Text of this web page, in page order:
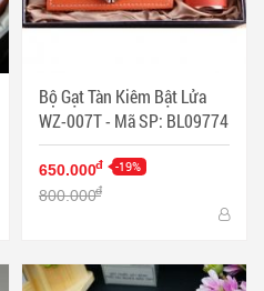
Bộ Gạt Tàn Kiêm Bật Lửa
WZ-007T - Mã SP: BL09774
650.000đ -19%
800.000đ